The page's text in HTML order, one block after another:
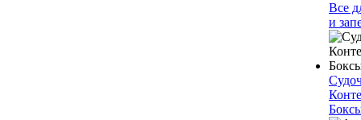
Все
и